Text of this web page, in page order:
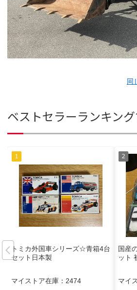
同
ベストセラーランキン
トミカ外国車シリーズ☆青箱4台
セット日本製
マイストア在庫： 2474
国産
ット
マイ